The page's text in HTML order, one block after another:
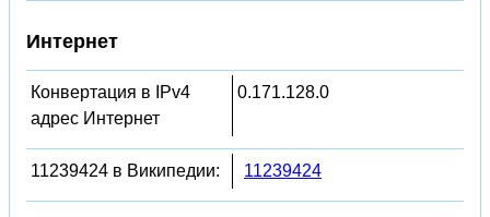
Интернет
Конвертация в IPv4
адрес Интернет
0.171.128.0
11239424 в Википедии: 11239424